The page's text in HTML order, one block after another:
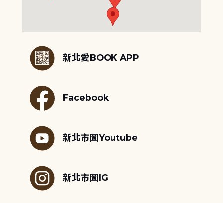
新北愛BOOK APP
Facebook
新北市圖Youtube
新北市圖IG